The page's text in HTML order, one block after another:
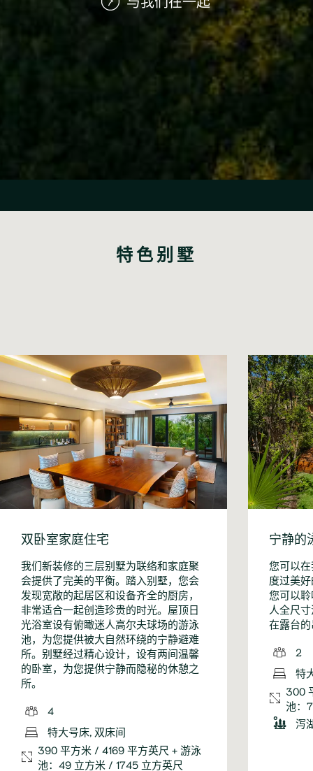
特色别墅
双卧室家庭住宅
我们新装修的三层别墅为联络和家庭聚
会提供了完美的平衡。踏入别墅，您会
发现宽敞的起居区和设备齐全的厨房，
非常适合一起创造珍贵的时光。屋顶日
光浴室设有俯瞰迷人高尔夫球场的游泳
池，为您提供被大自然环绕的宁静避难
所。别墅经过精心设计，设有两间温馨
的卧室，为您提供宁静而隐秘的休憩之
所。
4
特大号床, 双床间
390 平方米 / 4169 平方英尺 + 游泳
池：49 立方米 / 1745 立方英尺
宁静的
您可以
度过美
您可以
人全尺
在露台
2
特
300
池：
泻